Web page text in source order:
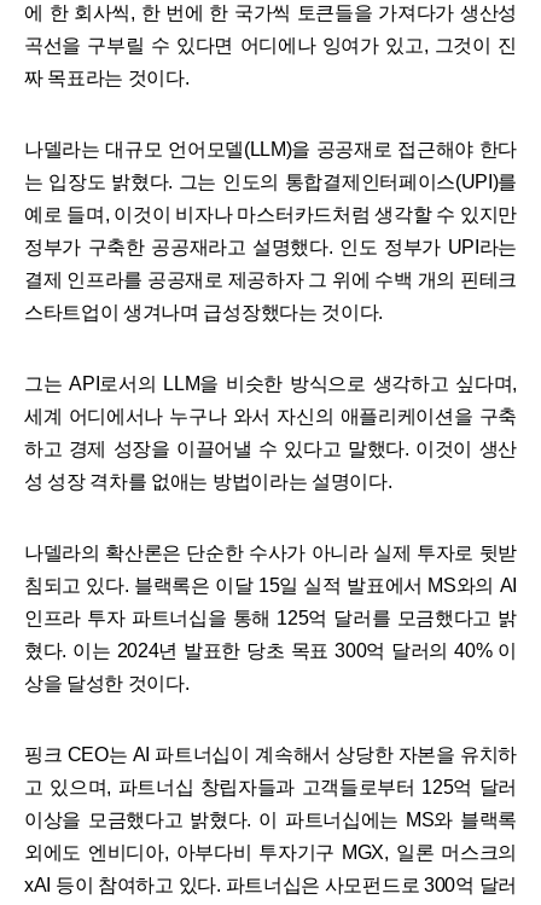
에 한 회사씩, 한 번에 한 국가씩 토큰들을 가져다가 생산성
곡선을 구부릴 수 있다면 어디에나 잉여가 있고, 그것이 진
짜 목표라는 것이다.
나델라는 대규모 언어모델(LLM)을 공공재로 접근해야 한다
는 입장도 밝혔다. 그는 인도의 통합결제인터페이스(UPI)를
예로 들며, 이것이 비자나 마스터카드처럼 생각할 수 있지만
정부가 구축한 공공재라고 설명했다. 인도 정부가 UPI라는
결제 인프라를 공공재로 제공하자 그 위에 수백 개의 핀테크
스타트업이 생겨나며 급성장했다는 것이다.
그는 API로서의 LLM을 비슷한 방식으로 생각하고 싶다며,
세계 어디에서나 누구나 와서 자신의 애플리케이션을 구축
하고 경제 성장을 이끌어낼 수 있다고 말했다. 이것이 생산
성 성장 격차를 없애는 방법이라는 설명이다.
나델라의 확산론은 단순한 수사가 아니라 실제 투자로 뒷받
침되고 있다. 블랙록은 이달 15일 실적 발표에서 MS와의 AI
인프라 투자 파트너십을 통해 125억 달러를 모금했다고 밝
혔다. 이는 2024년 발표한 당초 목표 300억 달러의 40% 이
상을 달성한 것이다.
핑크 CEO는 AI 파트너십이 계속해서 상당한 자본을 유치하
고 있으며, 파트너십 창립자들과 고객들로부터 125억 달러
이상을 모금했다고 밝혔다. 이 파트너십에는 MS와 블랙록
외에도 엔비디아, 아부다비 투자기구 MGX, 일론 머스크의
xAI 등이 참여하고 있다. 파트너십은 사모펀드로 300억 달러